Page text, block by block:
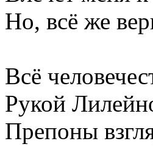
Но, всё же
Всё
Рукой
Препоны